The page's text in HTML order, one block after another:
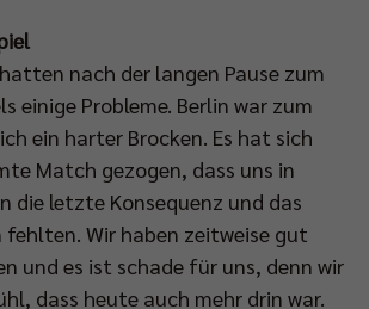
nach der langen Pause zum
einige Probleme. Berlin war zum
ein harter Brocken. Es hat sich
Match gezogen, dass uns in
die letzte Konsequenz und das
Wir haben zeitweise gut
und es ist schade für uns, denn wir
dass heute auch mehr drin war.